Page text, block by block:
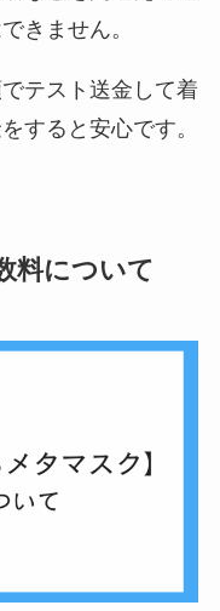
きません。
テスト送金して着
すると安心です。
料について